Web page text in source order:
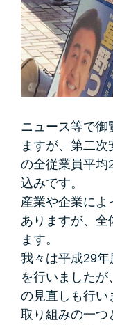
ニュース等で御
ますが、第二
の全従業員平均
込みです。
産業や企業によ
ありますが、全
ます。
我々は平成29
を行いました
の見直しも行い
取り組みの一つ